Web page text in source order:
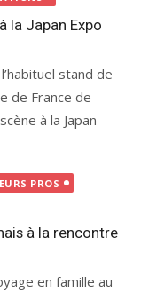
la Japan Expo
stand de
de France de
à la Japan
PROS
à la rencontre
en famille au